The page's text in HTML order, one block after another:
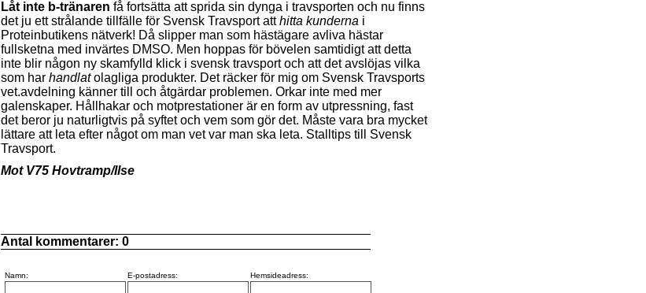
Låt inte b-tränaren få fortsätta att sprida sin dynga i travsporten och nu finns
det ju ett strålande tillfälle för Svensk Travsport atthitta kunderna i
Proteinbutikens nätverk! Då slipper man som hästägare avliva hästar
fullsketna med invärtes DMSO. Men hoppas för bövelen samtidigt att detta
inte blir någon ny skamfylld klick i svensk travsport och att det avslöjas vilka
som har handlatolagliga produkter. Det räcker för mig om Svensk Travsports
vet.avdelning känner till och åtgärdar problemen. Orkar inte med mer
galenskaper. Hållhakar och motprestationer är en form av utpressning, fast
det beror ju naturligtvis på syftet och vem som gör det. Måste vara bra mycket
lättare att leta efter något om man vet var man ska leta. Stalltips till Svensk
Travsport.
Mot V75 Hovtramp/Ilse
Antal kommentarer: 0
Namn: E-postadress: Hemsideadress: